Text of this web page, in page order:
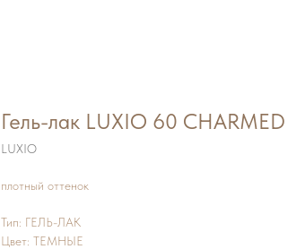
Гель-лак LUXIO 60 CHARMED
LUXIO
плотный оттенок
Тип: ГЕЛЬ-ЛАК
Цвет: ТЕМНЫЕ